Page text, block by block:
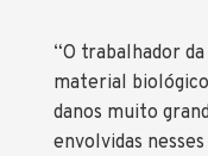
“O trabalhador
material
danos muito
envolvidas